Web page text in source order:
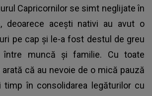
Capricornilor se simt neglijate în
deoarece acești nativi au avut o
pe cap și le-a fost destul de greu
muncă și familie. Cu toate
că au nevoie de o mică pauză
timp în consolidarea legăturilor cu